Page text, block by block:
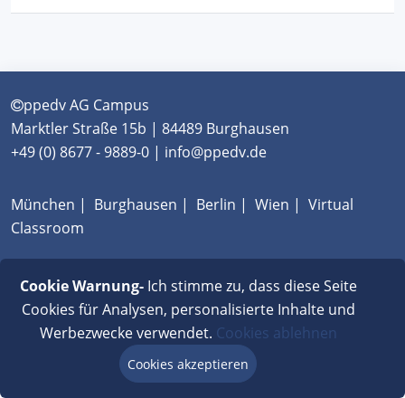
ppedv AG Campus
Marktler Straße 15b | 84489 Burghausen
+49 (0) 8677 - 9889-0 | info@ppedv.de
München | Burghausen | Berlin | Wien | Virtual
Classroom
Cookie Warnung-Ich stimme zu, dass diese Seite
Cookies für Analysen, personalisierte Inhalte und
Werbezwecke verwendet. Cookies ablehnen
Cookies akzeptieren